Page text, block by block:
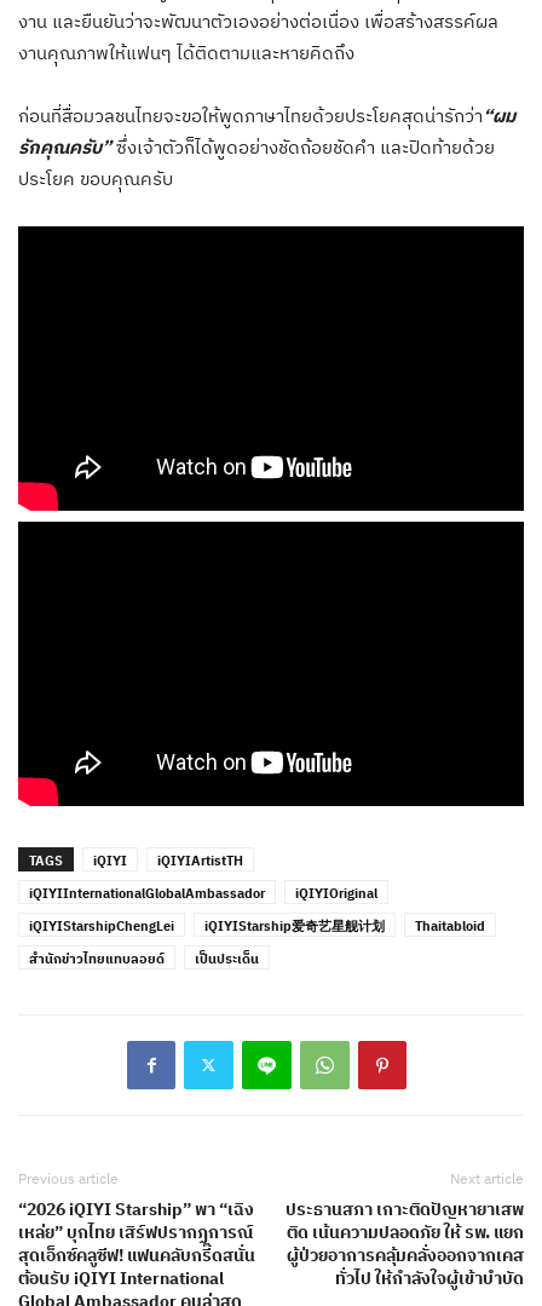
งาน และยืนยันว่าจะพัฒนาตัวเองอย่างต่อเนื่อง เพื่อสร้างสรรค์ผล
งานคุณภาพให้แฟนๆ ได้ติดตามและหายคิดถึง
ก่อนที่สื่อมวลชนไทยจะขอให้พูดภาษาไทยด้วยประโยคสุดน่ารักว่า“ผม
รักคุณครับ”ซึ่งเจ้าตัวก็ได้พูดอย่างชัดถ้อยชัดคำ และปิดท้ายด้วย
ประโยค ขอบคุณครับ
TAGS iQIYI
iQIYIArtistTH
iQIYIInternationalGlobalAmbassador
iQIYIOriginal
iQIYIStarshipChengLei
iQIYIStarship爱奇艺星舰计划
Thaitabloid
สำนักข่าวไทยแทบลอยด์
เป็นประเด็น
Previous article
“2026 iQIYI Starship” พา “เฉิง
เหล่ย” บุกไทย เสิร์ฟปรากฏการณ์
สุดเอ็กซ์คลูซีฟ! แฟนคลับกรี๊ดสนั่น
ต้อนรับ iQIYI International
Global Ambassador คนล่าสุด
Next article
ประธานสภา เกาะติดปัญหายาเสพ
ติด เน้นความปลอดภัย ให้ รพ. แยก
ผู้ป่วยอาการคลุ้มคลั่งออกจากเคส
ทั่วไป ให้กำลังใจผู้เข้าบำบัด